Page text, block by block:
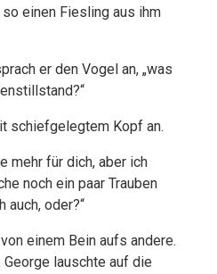
einen Fiesling aus ihm
er den Vogel an, „was
schiefgelegtem Kopf an.
mehr für dich, aber ich
noch ein paar Trauben
auch, oder?“
einem Bein aufs andere.
lauschte auf die